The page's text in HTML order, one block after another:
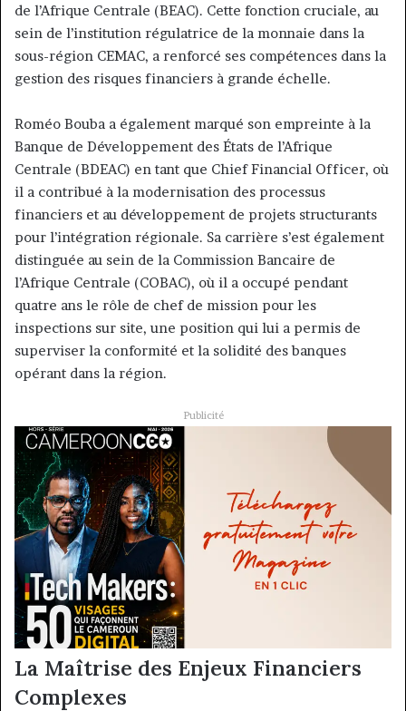
de l’Afrique Centrale (BEAC). Cette fonction cruciale, au
sein de l’institution régulatrice de la monnaie dans la
sous-région CEMAC, a renforcé ses compétences dans la
gestion des risques financiers à grande échelle.
Roméo Bouba a également marqué son empreinte à la
Banque de Développement des États de l’Afrique
Centrale (BDEAC) en tant que Chief Financial Officer, où
il a contribué à la modernisation des processus
financiers et au développement de projets structurants
pour l’intégration régionale. Sa carrière s’est également
distinguée au sein de la Commission Bancaire de
l’Afrique Centrale (COBAC), où il a occupé pendant
quatre ans le rôle de chef de mission pour les
inspections sur site, une position qui lui a permis de
superviser la conformité et la solidité des banques
opérant dans la région.
Publicité
La Maîtrise des Enjeux Financiers
Complexes